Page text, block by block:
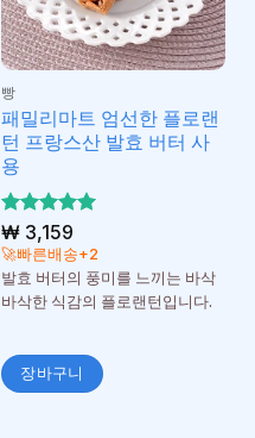
빵
패밀리마트 엄선한 플로랜
턴 프랑스산 발효 버터 사
용
5 중에서
5로 평가
됨
₩3,159
🚀빠른배송+2
발효 버터의 풍미를 느끼는 바삭
바삭한 식감의 플로랜턴입니다.
장바구니